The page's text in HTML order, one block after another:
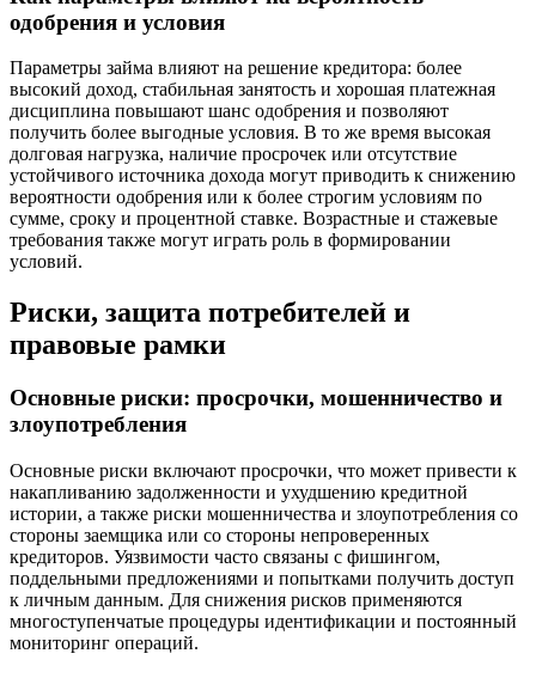
одобрения и условия
Параметры займа влияют на решение кредитора: более
высокий доход, стабильная занятость и хорошая платежная
дисциплина повышают шанс одобрения и позволяют
получить более выгодные условия. В то же время высокая
долговая нагрузка, наличие просрочек или отсутствие
устойчивого источника дохода могут приводить к снижению
вероятности одобрения или к более строгим условиям по
сумме, сроку и процентной ставке. Возрастные и стажевые
требования также могут играть роль в формировании
условий.
Риски, защита потребителей и
правовые рамки
Основные риски: просрочки, мошенничество и
злоупотребления
Основные риски включают просрочки, что может привести к
накапливанию задолженности и ухудшению кредитной
истории, а также риски мошенничества и злоупотребления со
стороны заемщика или со стороны непроверенных
кредиторов. Уязвимости часто связаны с фишингом,
поддельными предложениями и попытками получить доступ
к личным данным. Для снижения рисков применяются
многоступенчатые процедуры идентификации и постоянный
мониторинг операций.